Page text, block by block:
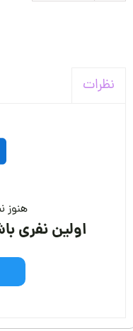
نظرات
هنوز
اولین نفری